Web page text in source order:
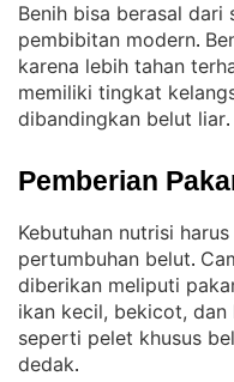
Benih bisa berasal dari
pembibitan modern.
karena lebih tahan
memiliki tingkat
dibandingkan belut liar.
Pemberian
Kebutuhan nutrisi
pertumbuhan belut.
diberikan meliputi
ikan kecil, bekicot,
seperti pelet khusus
dedak.